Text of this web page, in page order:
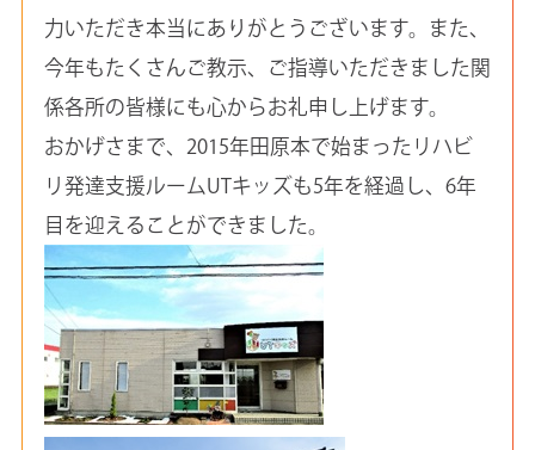
力いただき本当にありがとうございます。また、
今年もたくさんご教示、ご指導いただきました関
係各所の皆様にも心からお礼申し上げます。
おかげさまで、2015年田原本で始まったリハビ
リ発達支援ルームUTキッズも5年を経過し、6年
目を迎えることができました。